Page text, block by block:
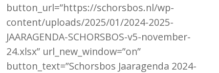
button_url=”https://schorsbos.nl/wp-
content/uploads/2025/01/2024-2025-
JAARAGENDA-SCHORSBOS-v5-november-
24.xlsx” url_new_window=”on”
button_text=”Schorsbos Jaaragenda 2024-